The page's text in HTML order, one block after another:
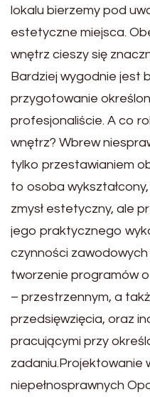
lokalu bierzemy pod
estetyczne miejsca.
wnętrz cieszy się
Bardziej wygodnie jest
przygotowanie
profesjonaliście. A co
wnętrz? Wbrew
tylko przestawianiem
to osoba
zmysł estetyczny, ale
jego praktycznego
czynności
tworzenie programów
– przestrzennym, a
przedsięwzięcia, oraz
pracującymi przy
zadaniu.Projektowanie
niepełnosprawnych